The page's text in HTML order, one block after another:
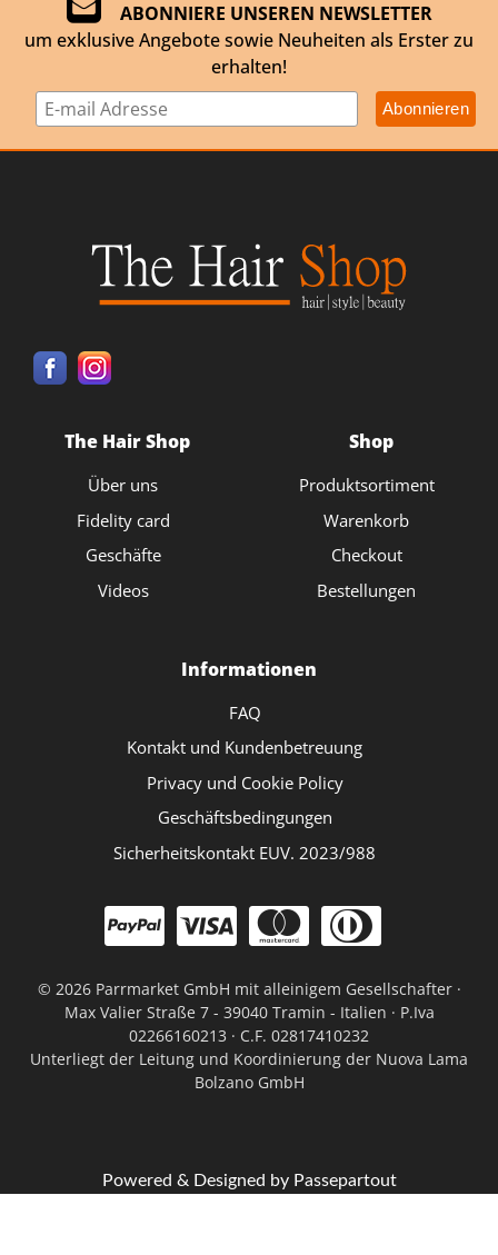
ABONNIERE UNSEREN NEWSLETTER
um exklusive Angebote sowie Neuheiten als Erster zu
erhalten!
The Hair Shop
Über uns
Fidelity card
Geschäfte
Videos
Shop
Produktsortiment
Warenkorb
Checkout
Bestellungen
Informationen
FAQ
Kontakt und Kundenbetreuung
Privacy und Cookie Policy
Geschäftsbedingungen
Sicherheitskontakt EUV. 2023/988
© 2026 Parrmarket GmbH mit alleinigem Gesellschafter ·
Max Valier Straße 7 - 39040 Tramin - Italien · P.Iva
02266160213 · C.F. 02817410232
Unterliegt der Leitung und Koordinierung der Nuova Lama
Bolzano GmbH
Powered & Designed by Passepartout